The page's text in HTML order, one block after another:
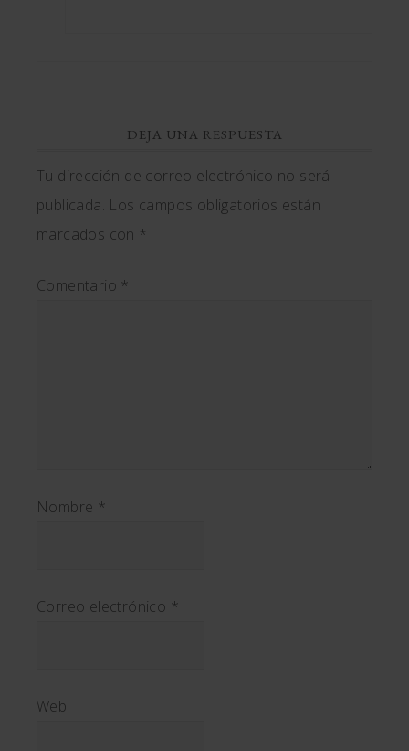
DEJA UNA RESPUESTA
Tu dirección de correo electrónico no será
publicada. Los campos obligatorios están
marcados con *
Comentario *
Nombre *
Correo electrónico *
Web